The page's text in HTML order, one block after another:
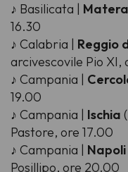
♪ Basilicata | Matera
16.30
♪ Calabria | Reggio
arcivescovile Pio XI,
♪ Campania |
19.00
♪ Campania | Ischia
Pastore, ore 17.00
♪ Campania | Napoli
Posillipo, ore 20.00